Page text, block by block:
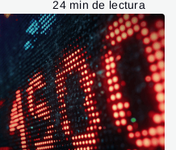
24 min de lectura